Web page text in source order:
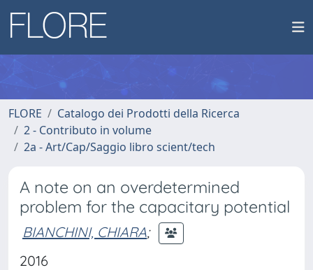
FLORE
Catalogo dei Prodotti della Ricerca
2 - Contributo in volume
2a - Art/Cap/Saggio libro scient/tech
A note on an overdetermined
problem for the capacitary potential
BIANCHINI, CHIARA;
2016